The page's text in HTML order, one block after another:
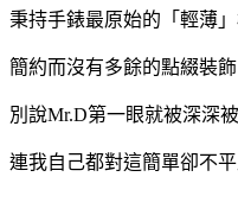
秉持手錶最原始的「輕薄
簡約而沒有多餘的點綴裝飾
別說Mr.D第一眼就被深深被
連我自己都對這簡單卻不